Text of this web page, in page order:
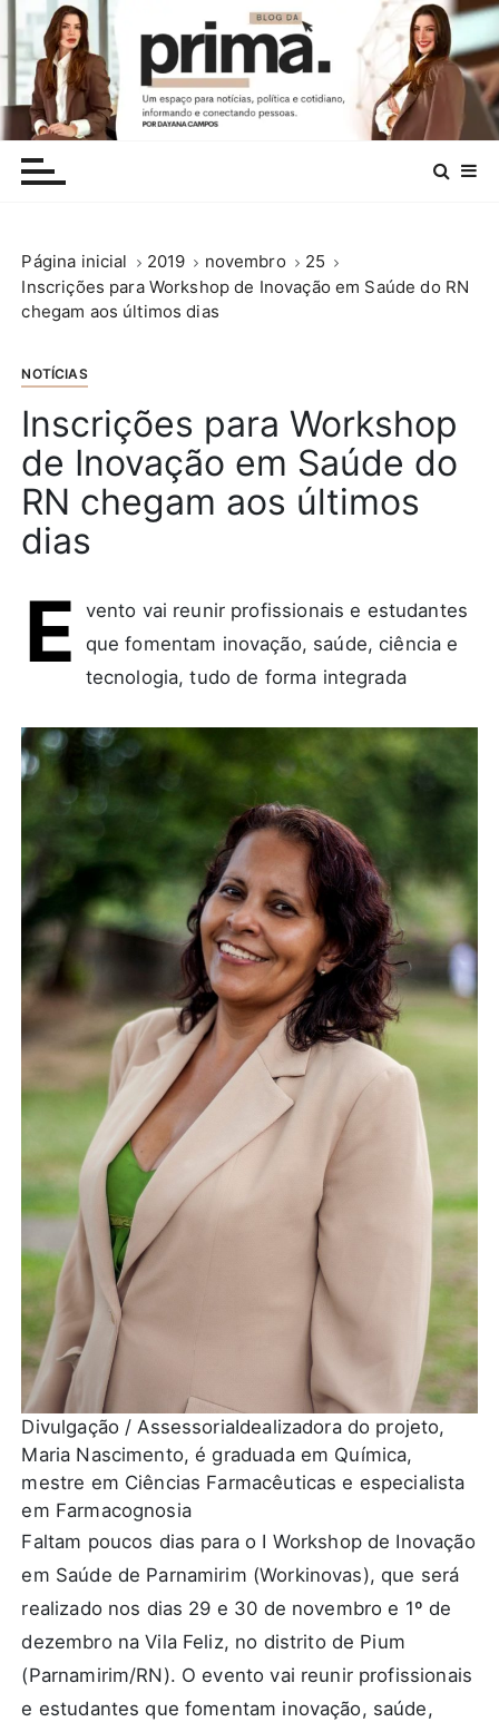
Página inicial 2019 novembro
25
Inscrições para Workshop de Inovação em Saúde do RN
chegam aos últimos dias
NOTÍCIAS
Inscrições para Workshop
de Inovação em Saúde do
RN chegam aos últimos
dias
E
vento vai reunir profissionais e estudantes
que fomentam inovação, saúde, ciência e
tecnologia, tudo de forma integrada
Divulgação / AssessoriaIdealizadora do projeto,
Maria Nascimento, é graduada em Química,
mestre em Ciências Farmacêuticas e especialista
em Farmacognosia
Faltam poucos dias para o I Workshop de Inovação
em Saúde de Parnamirim (Workinovas), que será
realizado nos dias 29 e 30 de novembro e 1º de
dezembro na Vila Feliz, no distrito de Pium
(Parnamirim/RN). O evento vai reunir profissionais
e estudantes que fomentam inovação, saúde,